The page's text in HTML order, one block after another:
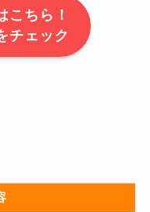
こちら！
チェック